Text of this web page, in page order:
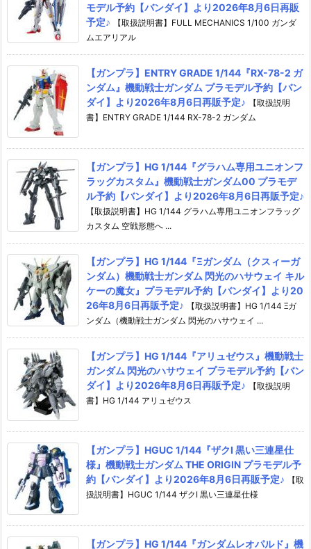
モデル予約【バンダイ】より2026年8月6日再販
予定♪
【取扱説明書】FULL MECHANICS 1/100 ガンダ
ムエアリアル
【ガンプラ】ENTRY GRADE 1/144『RX-78-2 ガ
ンダム』機動戦士ガンダム プラモデル予約【バン
ダイ】より2026年8月6日再販予定♪
【取扱説明
書】ENTRY GRADE 1/144 RX-78-2 ガンダム
【ガンプラ】HG 1/144『グラハム専用ユニオンフ
ラッグカスタム』機動戦士ガンダム00 プラモデ
ル予約【バンダイ】より2026年8月6日再販予定♪
【取扱説明書】HG 1/144 グラハム専用ユニオンフラッグ
カスタム 空戦形態へ ...
【ガンプラ】HG 1/144『Ξガンダム（クスィーガ
ンダム）機動戦士ガンダム 閃光のハサウェイ キル
ケーの魔女』プラモデル予約【バンダイ】より20
26年8月6日再販予定♪
【取扱説明書】HG 1/144 Ξガ
ンダム（機動戦士ガンダム 閃光のハサウェイ ...
【ガンプラ】HG 1/144『アリュゼウス』機動戦士
ガンダム 閃光のハサウェイ プラモデル予約【バン
ダイ】より2026年8月6日再販予定♪
【取扱説明
書】HG 1/144 アリュゼウス
【ガンプラ】HGUC 1/144『ザクI 黒い三連星仕
様』機動戦士ガンダム THE ORIGIN プラモデル予
約【バンダイ】より2026年8月6日再販予定♪
【取
扱説明書】HGUC 1/144 ザクI 黒い三連星仕様
【ガンプラ】HG 1/144『ガンダムレオパルド』機